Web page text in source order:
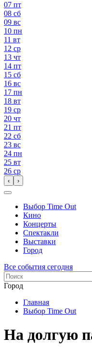
07 пт
08 сб
09 вс
10 пн
11 вт
12 ср
13 чт
14 пт
15 сб
16 вс
17 пн
18 вт
19 ср
20 чт
21 пт
22 сб
23 вс
24 пн
25 вт
26 ср
‹ ›
Выбор Time Out
Кино
Концерты
Спектакли
Выставки
Город
Все события сегодня
Город
Главная
Выбор Time Out
На долгую